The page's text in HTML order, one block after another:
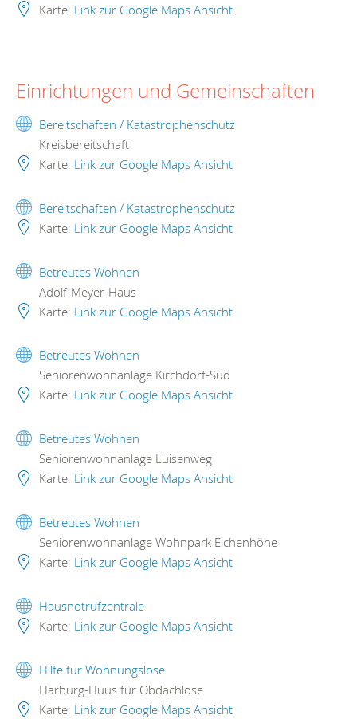
Karte: Link zur Google Maps Ansicht
Einrichtungen und Gemeinschaften
Bereitschaften / Katastrophenschutz
Kreisbereitschaft
Karte: Link zur Google Maps Ansicht
Bereitschaften / Katastrophenschutz
Karte: Link zur Google Maps Ansicht
Betreutes Wohnen
Adolf-Meyer-Haus
Karte: Link zur Google Maps Ansicht
Betreutes Wohnen
Seniorenwohnanlage Kirchdorf-Süd
Karte: Link zur Google Maps Ansicht
Betreutes Wohnen
Seniorenwohnanlage Luisenweg
Karte: Link zur Google Maps Ansicht
Betreutes Wohnen
Seniorenwohnanlage Wohnpark Eichenhöhe
Karte: Link zur Google Maps Ansicht
Hausnotrufzentrale
Karte: Link zur Google Maps Ansicht
Hilfe für Wohnungslose
Harburg-Huus für Obdachlose
Karte: Link zur Google Maps Ansicht